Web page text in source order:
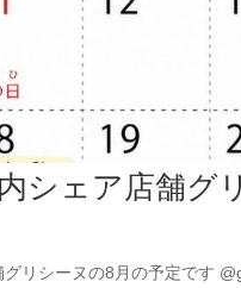
シェア店舗グ
リシーヌの8月の予定です️